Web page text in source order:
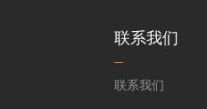
联系我们
联系我们